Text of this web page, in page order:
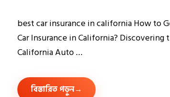
best car insurance in california How to
Car Insurance in California? Discovering
California Auto …
বিস্তারিত পড়ুন